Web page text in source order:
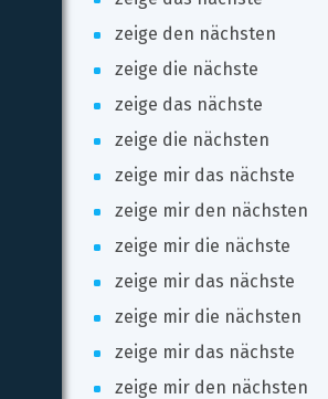
zeige den nächsten
zeige die nächste
zeige das nächste
zeige die nächsten
zeige mir das nächste
zeige mir den nächsten
zeige mir die nächste
zeige mir das nächste
zeige mir die nächsten
zeige mir das nächste
zeige mir den nächsten